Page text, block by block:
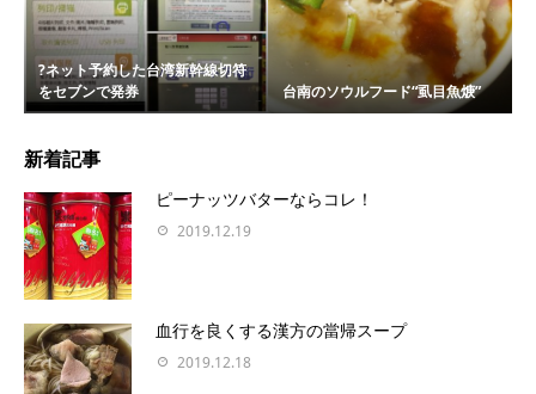
?ネット予約した台湾新幹線切符
をセブンで発券
台南のソウルフード“虱目魚焿”
新着記事
ピーナッツバターならコレ！
2019.12.19
血行を良くする漢方の當帰スープ
2019.12.18